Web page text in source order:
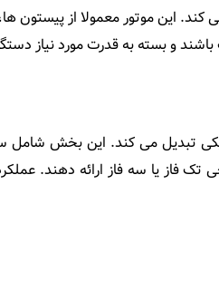
‌کند. این موتور معمولا از
و بسته به قدرت مورد نیاز
تبدیل می ‌کند. این بخش
فاز یا سه ‌فاز ارائه دهند.